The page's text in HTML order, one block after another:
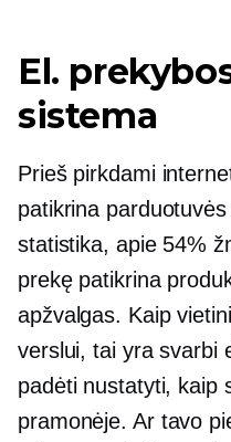
El.
sistema
Prieš pirkdami
patikrina
statistika, apie 54%
prekę patikrina
apžvalgas. Kaip
verslui, tai yra svarbi
padėti nustatyti, kaip
pramonėje. Ar tavo